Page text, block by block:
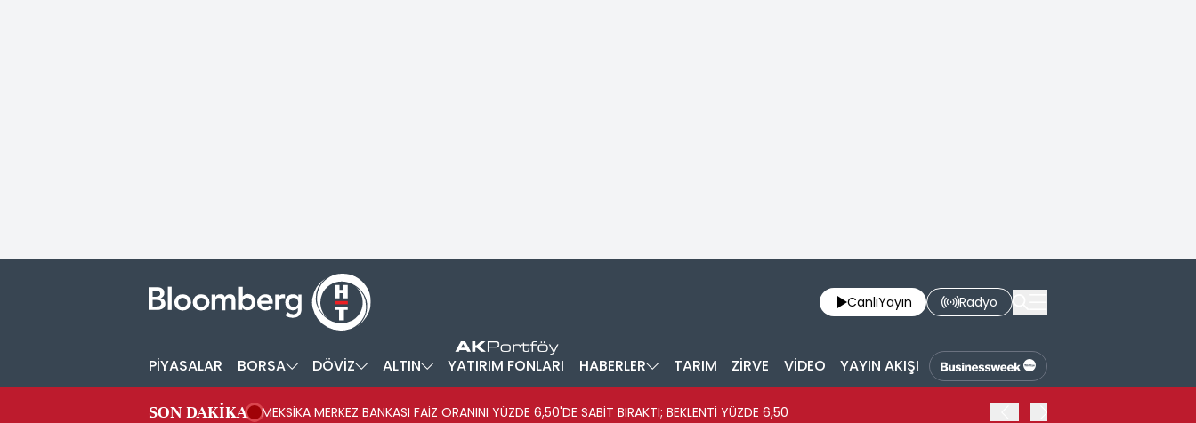
CanlıYayın Radyo
PİYASALAR BORSA DÖVİZ ALTIN YATIRIM FONLARI HABERLER TARIM ZİRVE VİDEO YAYIN AKIŞI
SON DAKİKA MEKSİKA MERKEZ BANKASI FAİZ ORANINI YÜZDE 6,50'DE SABİT BIRAKTI; BEKLENTİ YÜZDE 6,50